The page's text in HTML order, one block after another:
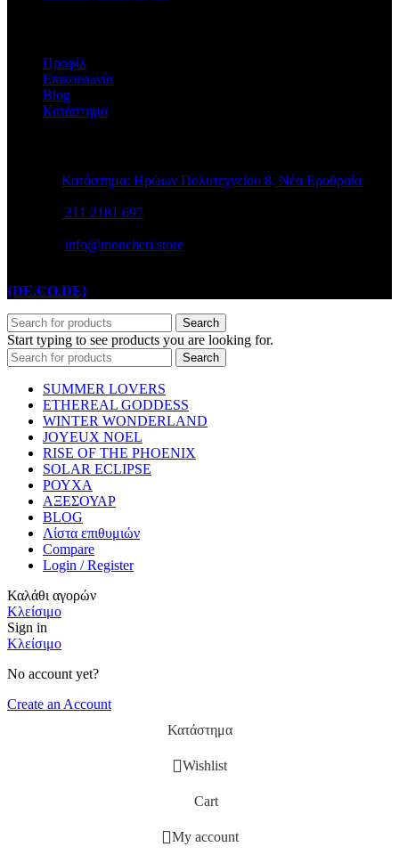
Προφίλ
Επικοινωνία
Blog
Κατάστημα
Κατάστημα: Ηρώων Πολυτεχνείου 8, Νέα Ερυθραία
211 2181 697
info@moncheri.store
{DE.CO.DE}
Search
Start typing to see products you are looking for.
Search
SUMMER LOVERS
ETHEREAL GODDESS
WINTER WONDERLAND
JOYEUX NOEL
RISE OF THE PHOENIX
SOLAR ECLIPSE
ΡΟΥΧΑ
ΑΞΕΣΟΥΑΡ
BLOG
Λίστα επιθυμιών
Compare
Login / Register
Καλάθι αγορών
Κλείσιμο
Sign in
Κλείσιμο
No account yet?
Create an Account
Κατάστημα
Wishlist
Cart
My account